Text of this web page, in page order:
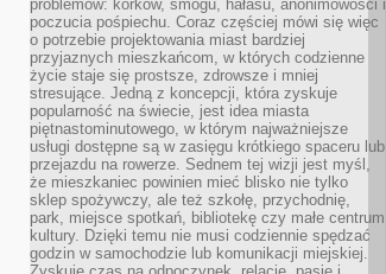
problemów: korków, smogu, hałasu, anonimowości i
poczucia pośpiechu. Coraz częściej mówi się więc
o potrzebie projektowania miast bardziej
przyjaznych mieszkańcom, w których codzienne
życie staje się prostsze, zdrowsze i mniej
stresujące. Jedną z koncepcji, która zyskuje
popularność na świecie, jest idea miasta
piętnastominutowego, w którym najważniejsze
usługi dostępne są w zasięgu krótkiego spaceru lub
przejazdu na rowerze. Sednem tej wizji jest myśl,
że mieszkaniec powinien mieć blisko nie tylko
sklep spożywczy, ale też szkołę, przychodnię,
park, miejsce spotkań, bibliotekę czy małe centrum
kultury. Dzięki temu nie musi codziennie spędzać
godzin w samochodzie lub komunikacji miejskiej.